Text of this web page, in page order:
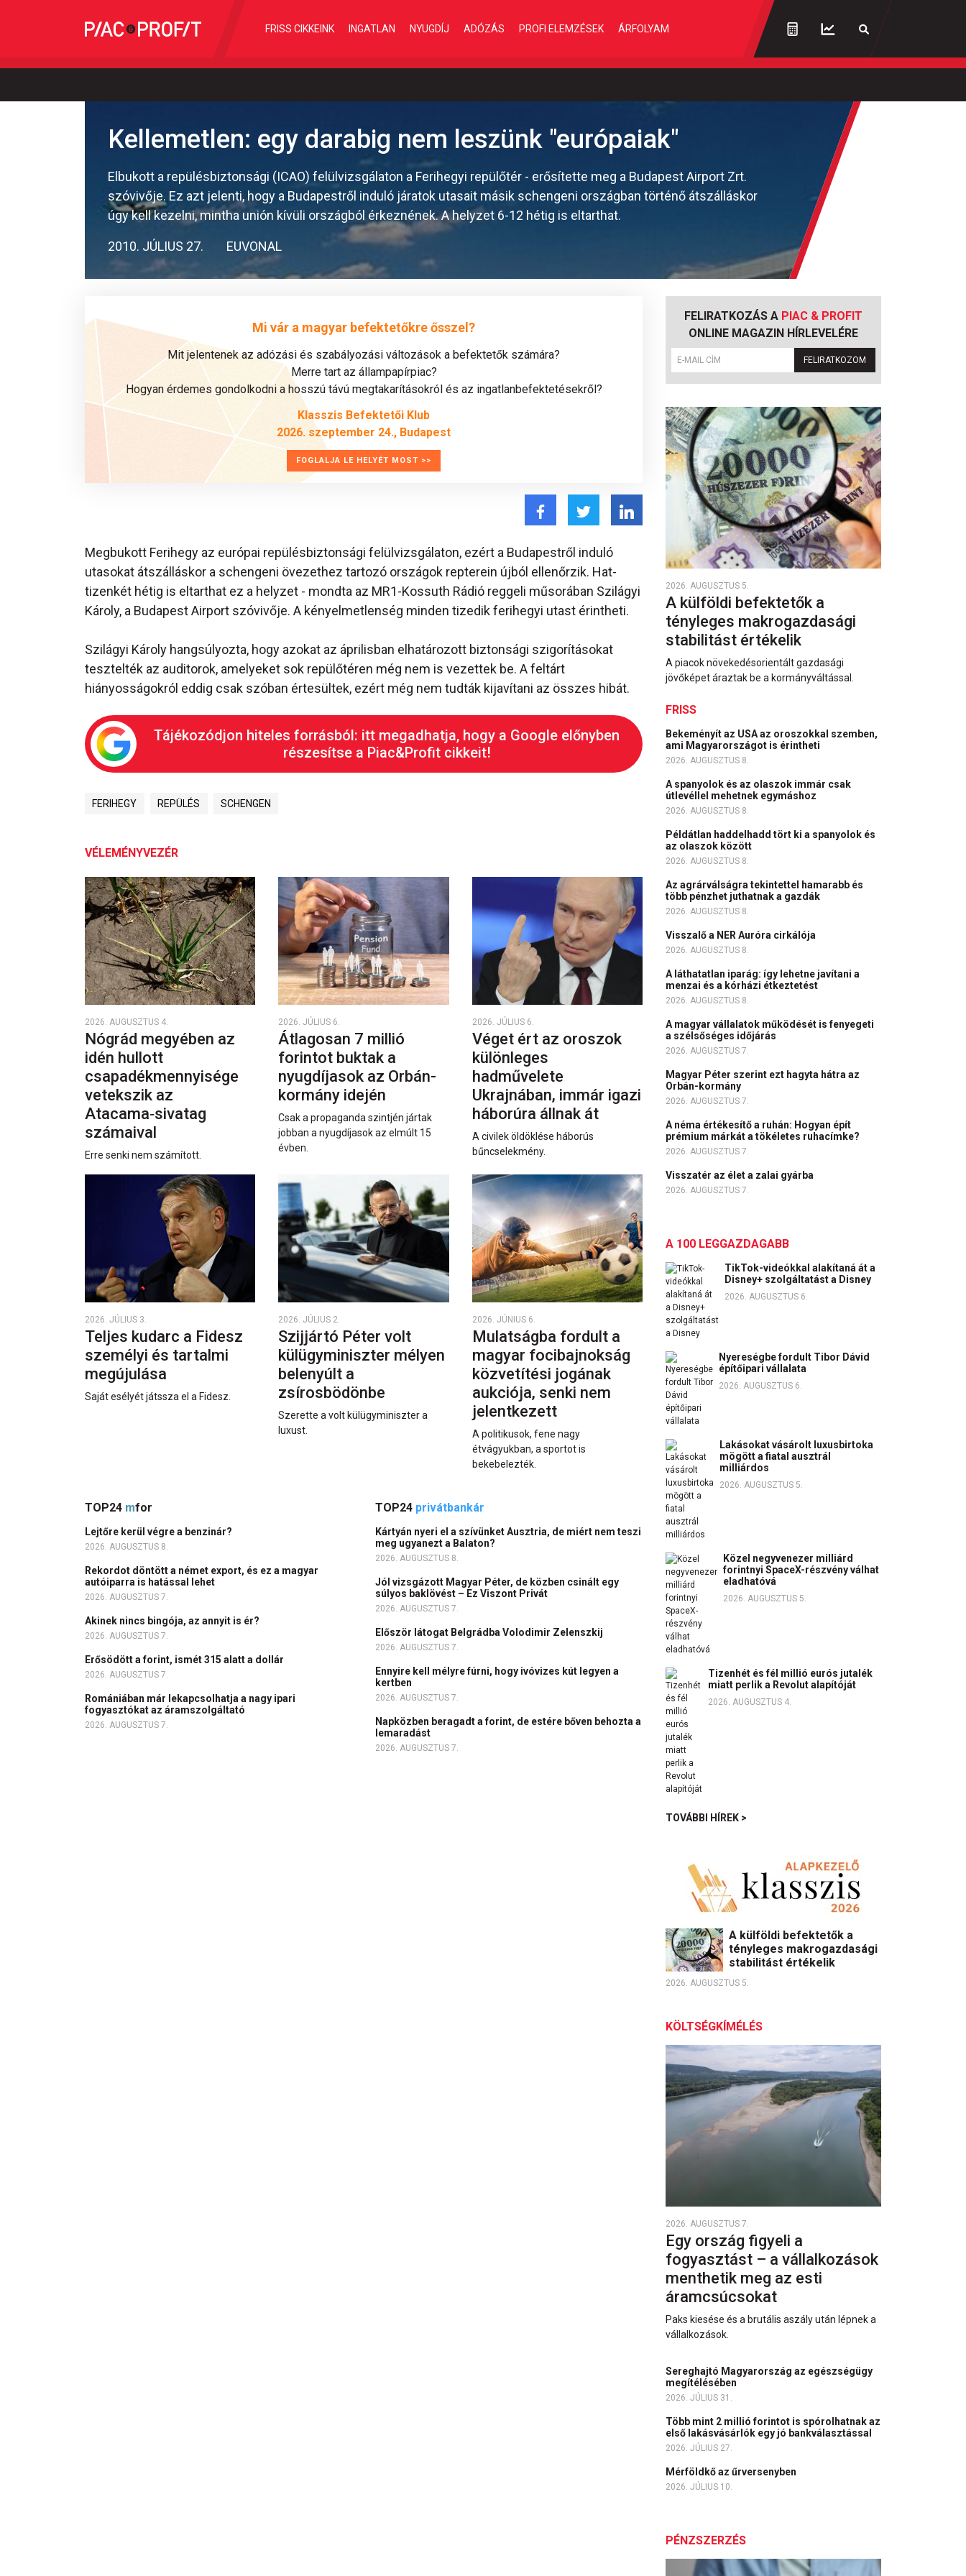
FRISS CIKKEINK INGATLAN NYUGDÍJ ADÓZÁS PROFI ELEMZÉSEK ÁRFOLYAM
Kellemetlen: egy darabig nem leszünk "európaiak"
Elbukott a repülésbiztonsági (ICAO) felülvizsgálaton a Ferihegyi repülőtér - erősítette meg a Budapest Airport Zrt.
szóvivője. Ez azt jelenti, hogy a Budapestről induló járatok utasait másik schengeni országban történő átszálláskor
úgy kell kezelni, mintha unión kívüli országból érkeznének. A helyzet 6-12 hétig is eltarthat.
2010. JÚLIUS 27. EUVONAL
Mi vár a magyar befektetőkre ősszel?
Mit jelentenek az adózási és szabályozási változások a befektetők számára?
Merre tart az állampapírpiac?
Hogyan érdemes gondolkodni a hosszú távú megtakarításokról és az ingatlanbefektetésekről?
Klasszis Befektetői Klub
2026. szeptember 24., Budapest
FOGLALJA LE HELYÉT MOST >>
Megbukott Ferihegy az európai repülésbiztonsági felülvizsgálaton, ezért a Budapestről induló
utasokat átszálláskor a schengeni övezethez tartozó országok repterein újból ellenőrzik. Hat-
tizenkét hétig is eltarthat ez a helyzet - mondta az MR1-Kossuth Rádió reggeli műsorában Szilágyi
Károly, a Budapest Airport szóvivője. A kényelmetlenség minden tizedik ferihegyi utast érintheti.
Szilágyi Károly hangsúlyozta, hogy azokat az áprilisban elhatározott biztonsági szigorításokat
tesztelték az auditorok, amelyeket sok repülőtéren még nem is vezettek be. A feltárt
hiányosságokról eddig csak szóban értesültek, ezért még nem tudták kijavítani az összes hibát.
Tájékozódjon hiteles forrásból: itt megadhatja, hogy a Google előnyben
részesítse a Piac&Profit cikkeit!
FERIHEGY REPÜLÉS SCHENGEN
VÉLEMÉNYVEZÉR
2026. AUGUSZTUS 4.
Nógrád megyében az
idén hullott
csapadékmennyisége
vetekszik az
Atacama‑sivatag
számaival
Erre senki nem számított.
2026. JÚLIUS 6.
Átlagosan 7 millió
forintot buktak a
nyugdíjasok az Orbán-
kormány idején
Csak a propaganda szintjén jártak
jobban a nyugdíjasok az elmúlt 15
évben.
2026. JÚLIUS 6.
Véget ért az oroszok
különleges
hadművelete
Ukrajnában, immár igazi
háborúra állnak át
A civilek öldöklése háborús
bűncselekmény.
2026. JÚLIUS 3.
Teljes kudarc a Fidesz
személyi és tartalmi
megújulása
Saját esélyét játssza el a Fidesz.
2026. JÚLIUS 2.
Szijjártó Péter volt
külügyminiszter mélyen
belenyúlt a
zsírosbödönbe
Szerette a volt külügyminiszter a
luxust.
2026. JÚNIUS 6.
Mulatságba fordult a
magyar focibajnokság
közvetítési jogának
aukciója, senki nem
jelentkezett
A politikusok, fene nagy
étvágyukban, a sportot is
bekebelezték.
TOP24 mfor
Lejtőre kerül végre a benzinár?
2026. AUGUSZTUS 8.
Rekordot döntött a német export, és ez a magyar
autóiparra is hatással lehet
2026. AUGUSZTUS 7.
Akinek nincs bingója, az annyit is ér?
2026. AUGUSZTUS 7.
Erősödött a forint, ismét 315 alatt a dollár
2026. AUGUSZTUS 7.
Romániában már lekapcsolhatja a nagy ipari
fogyasztókat az áramszolgáltató
2026. AUGUSZTUS 7.
TOP24 privátbankár
Kártyán nyeri el a szívünket Ausztria, de miért nem teszi
meg ugyanezt a Balaton?
2026. AUGUSZTUS 8.
Jól vizsgázott Magyar Péter, de közben csinált egy
súlyos baklövést – Ez Viszont Privát
2026. AUGUSZTUS 7.
Először látogat Belgrádba Volodimir Zelenszkij
2026. AUGUSZTUS 7.
Ennyire kell mélyre fúrni, hogy ivóvizes kút legyen a
kertben
2026. AUGUSZTUS 7.
Napközben beragadt a forint, de estére bőven behozta a
lemaradást
2026. AUGUSZTUS 7.
FELIRATKOZÁS A PIAC & PROFIT
ONLINE MAGAZIN HÍRLEVELÉRE
FELIRATKOZOM
2026. AUGUSZTUS 5.
A külföldi befektetők a
tényleges makrogazdasági
stabilitást értékelik
A piacok növekedésorientált gazdasági
jövőképet áraztak be a kormányváltással.
FRISS
Bekeményít az USA az oroszokkal szemben,
ami Magyarországot is érintheti
2026. AUGUSZTUS 8.
A spanyolok és az olaszok immár csak
útlevéllel mehetnek egymáshoz
2026. AUGUSZTUS 8.
Példátlan haddelhadd tört ki a spanyolok és
az olaszok között
2026. AUGUSZTUS 8.
Az agrárválságra tekintettel hamarabb és
több pénzhet juthatnak a gazdák
2026. AUGUSZTUS 8.
Visszalő a NER Auróra cirkálója
2026. AUGUSZTUS 8.
A láthatatlan iparág: így lehetne javítani a
menzai és a kórházi étkeztetést
2026. AUGUSZTUS 8.
A magyar vállalatok működését is fenyegeti
a szélsőséges időjárás
2026. AUGUSZTUS 7.
Magyar Péter szerint ezt hagyta hátra az
Orbán-kormány
2026. AUGUSZTUS 7.
A néma értékesítő a ruhán: Hogyan épít
prémium márkát a tökéletes ruhacímke?
2026. AUGUSZTUS 7.
Visszatér az élet a zalai gyárba
2026. AUGUSZTUS 7.
A 100 LEGGAZDAGABB
TikTok-videókkal alakítaná át a
Disney+ szolgáltatást a Disney
2026. AUGUSZTUS 6.
Nyereségbe fordult Tibor Dávid
építőipari vállalata
2026. AUGUSZTUS 6.
Lakásokat vásárolt luxusbirtoka
mögött a fiatal ausztrál
milliárdos
2026. AUGUSZTUS 5.
Közel negyvenezer milliárd
forintnyi SpaceX-részvény válhat
eladhatóvá
2026. AUGUSZTUS 5.
Tizenhét és fél millió eurós jutalék
miatt perlik a Revolut alapítóját
2026. AUGUSZTUS 4.
TOVÁBBI HÍREK >
A külföldi befektetők a
tényleges makrogazdasági
stabilitást értékelik
2026. AUGUSZTUS 5.
KÖLTSÉGKÍMÉLÉS
2026. AUGUSZTUS 7.
Egy ország figyeli a
fogyasztást – a vállalkozások
menthetik meg az esti
áramcsúcsokat
Paks kiesése és a brutális aszály után lépnek a
vállalkozások.
Sereghajtó Magyarország az egészségügy
megítélésében
2026. JÚLIUS 31.
Több mint 2 millió forintot is spórolhatnak az
első lakásvásárlók egy jó bankválasztással
2026. JÚLIUS 27.
Mérföldkő az űrversenyben
2026. JÚLIUS 10.
PÉNZSZERZÉS